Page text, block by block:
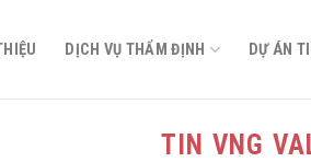
DỊCH VỤ THẨM ĐỊNH DỰ ÁN
TIN VNG